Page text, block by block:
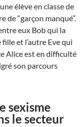
élève en classe de
de “garçon manqué”.
eux Bob qui la
et l’autre Eve qui
Alice est en difficulté
son parcours
sexisme
le secteur